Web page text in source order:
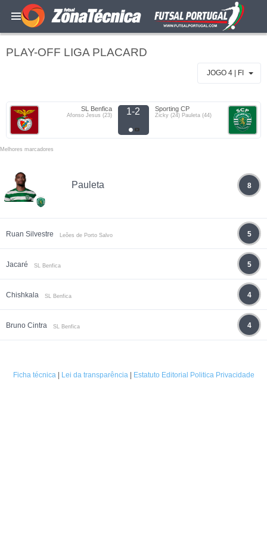
PLAY-OFF LIGA PLACARD
JOGO 4 | FI
SL Benfica
Afonso Jesus (23) 1-2 Sporting CP
Zicky (24) Pauleta (44)
Melhores marcadores
Pauleta 8
Ruan Silvestre Leões de Porto Salvo 5
Jacaré SL Benfica 5
Chishkala SL Benfica 4
Bruno Cintra SL Benfica 4
Ficha técnica| Lei da transparência| Estatuto Editorial Politica Privacidade